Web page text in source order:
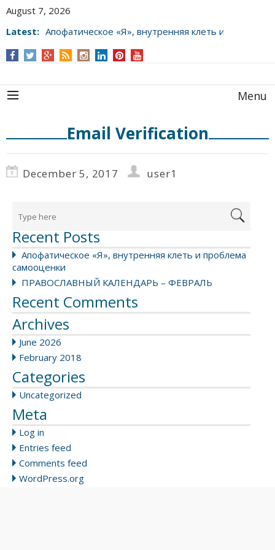
August 7, 2026
Latest: Апофатическое «Я», внутренняя клеть и
Menu
Email Verification
December 5, 2017 user1
Recent Posts
Апофатическое «Я», внутренняя клеть и проблема
самооценки
ПРАВОСЛАВНЫЙ КАЛЕНДАРЬ – ФЕВРАЛЬ
Recent Comments
Archives
June 2026
February 2018
Categories
Uncategorized
Meta
Log in
Entries feed
Comments feed
WordPress.org